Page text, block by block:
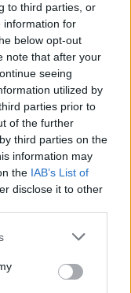
to third parties, or
information for
below opt-out
note that after your
seeing
utilized by
parties prior to
of the further
third parties on the
information may
the IAB’s List of
disclose it to other
or more Google
You may click to
party tags to
Woman
Nehezen
amely a
a mai napig.
a jóformán
DC-Warner
egy ilyen…